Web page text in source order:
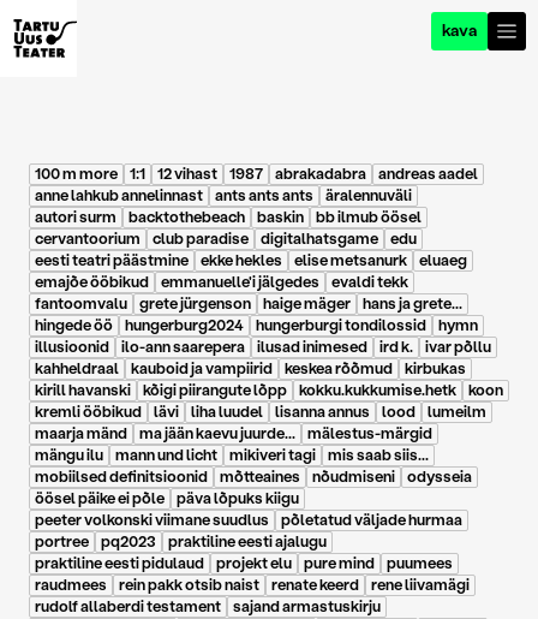
kava
100 m more 1:1 12 vihast 1987 abrakadabra
andreas aadel
anne lahkub annelinnast
ants ants ants
äralennuväli
autori surm
backtothebeach baskin
bb ilmub öösel
cervantoorium
club paradise digitalhatsgame
edu
eesti teatri päästmine
ekke hekles elise metsanurk
eluaeg
emajõe ööbikud
emmanuelle'i jälgedes
evaldi tekk
fantoomvalu
grete jürgenson haige mäger
hans ja grete...
hingede öö
hungerburg2024 hungerburgi tondilossid
hymn
illusioonid
ilo-ann saarepera ilusad inimesed ird k.
ivar põllu
kahheldraal
kauboid ja vampiirid keskea rõõmud
kirbukas
kirill havanski
kõigi piirangute lõpp kokku.kukkumise.hetk
koon
kremli ööbikud
lävi liha luudel lisanna annus lood
lumeilm
maarja mänd
ma jään kaevu juurde...
mälestus-märgid
mängu ilu
mann und licht mikiveri tagi
mis saab siis...
mobiilsed definitsioonid
mõtteaines nõudmiseni
odysseia
öösel päike ei põle
päva lõpuks kiigu
peeter volkonski viimane suudlus
põletatud väljade hurmaa
portree
pq2023
praktiline eesti ajalugu
praktiline eesti pidulaud
projekt elu pure mind
puumees
raudmees
rein pakk otsib naist renate keerd
rene liivamägi
rudolf allaberdi testament
sajand armastuskirju